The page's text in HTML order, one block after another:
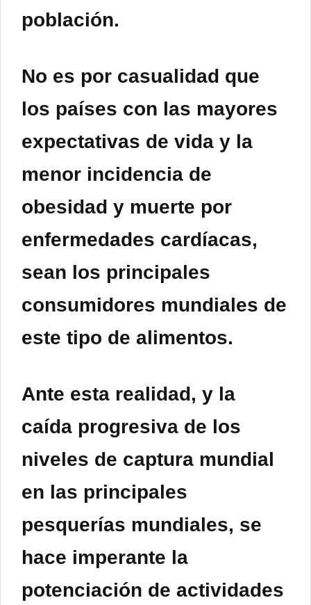
población.
No es por casualidad que
los países con las mayores
expectativas de vida y la
menor incidencia de
obesidad y muerte por
enfermedades cardíacas,
sean los principales
consumidores mundiales de
este tipo de alimentos.
Ante esta realidad, y la
caída progresiva de los
niveles de captura mundial
en las principales
pesquerías mundiales, se
hace imperante la
potenciación de actividades